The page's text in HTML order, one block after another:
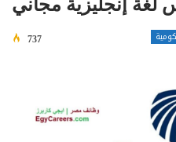
لغة إنجليزية مجاني
737